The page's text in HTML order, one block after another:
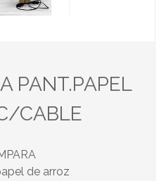
PANT.PAPEL
CABLE
de arroz